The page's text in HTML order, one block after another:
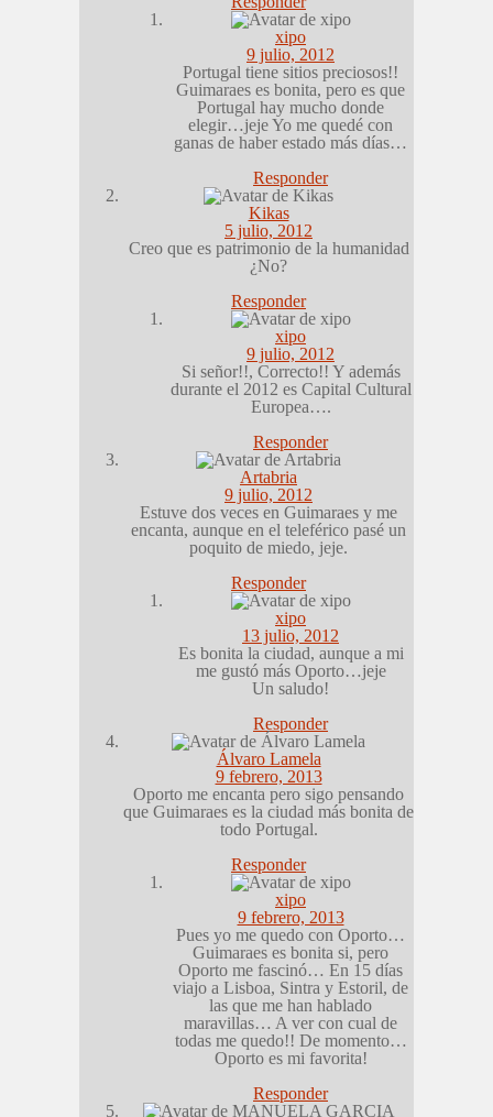
xipo
9 julio, 2012
Portugal tiene sitios preciosos!!
Guimaraes es bonita, pero es que
Portugal hay mucho donde
elegir…jeje Yo me quedé con
ganas de haber estado más días…
Responder
Kikas
5 julio, 2012
Creo que es patrimonio de la humanidad
¿No?
Responder
xipo
9 julio, 2012
Si señor!!, Correcto!! Y además
durante el 2012 es Capital Cultural
Europea….
Responder
Artabria
9 julio, 2012
Estuve dos veces en Guimaraes y me
encanta, aunque en el teleférico pasé un
poquito de miedo, jeje.
Responder
xipo
13 julio, 2012
Es bonita la ciudad, aunque a mi
me gustó más Oporto…jeje
Un saludo!
Responder
Álvaro Lamela
9 febrero, 2013
Oporto me encanta pero sigo pensando
que Guimaraes es la ciudad más bonita de
todo Portugal.
Responder
xipo
9 febrero, 2013
Pues yo me quedo con Oporto…
Guimaraes es bonita si, pero
Oporto me fascinó… En 15 días
viajo a Lisboa, Sintra y Estoril, de
las que me han hablado
maravillas… A ver con cual de
todas me quedo!! De momento…
Oporto es mi favorita!
Responder